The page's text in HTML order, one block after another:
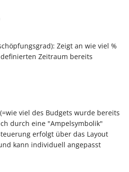
Zeigt an wie viel %
Zeitraum bereits
viel des Budgets wurde bereits
durch eine "Ampelsymbolik"
erfolgt über das Layout
kann individuell angepasst